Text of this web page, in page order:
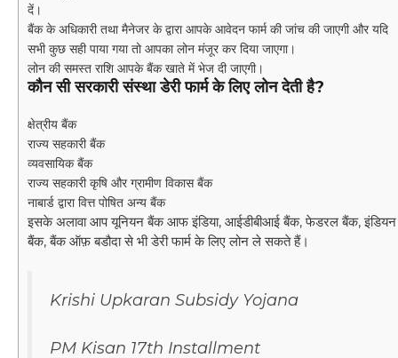
दें।
बैंक के अधिकारी तथा मैनेजर के द्वारा आपके आवेदन फार्म की जांच की जाएगी और यदि
सभी कुछ सही पाया गया तो आपका लोन मंजूर कर दिया जाएगा।
लोन की समस्त राशि आपके बैंक खाते में भेज दी जाएगी।
कौन सी सरकारी संस्था डेरी फार्म के लिए लोन देती है?
क्षेत्रीय बैंक
राज्य सहकारी बैंक
व्यवसायिक बैंक
राज्य सहकारी कृषि और ग्रामीण विकास बैंक
नाबार्ड द्वारा वित्त पोषित अन्य बैंक
इसके अलावा आप यूनियन बैंक आफ इंडिया, आईडीबीआई बैंक, फेडरल बैंक, इंडियन
बैंक, बैंक ऑफ़ बडौदा से भी डेरी फार्म के लिए लोन ले सकते हैं।
Krishi Upkaran Subsidy Yojana
PM Kisan 17th Installment